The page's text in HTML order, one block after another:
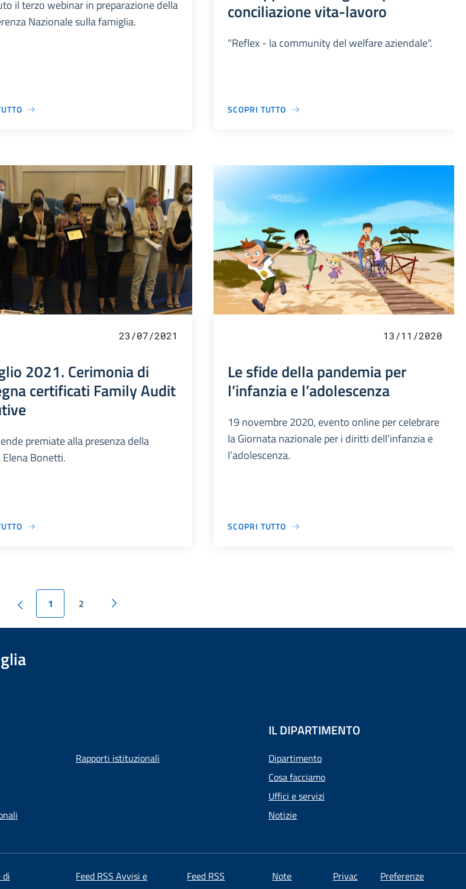
il terzo webinar in preparazione della
Nazionale sulla famiglia.
conciliazione vita-lavoro
"Reflex - la community del welfare aziendale".
SCOPRI TUTTO
23/07/2021
2021. Cerimonia di
certificati Family Audit
premiate alla presenza della
Bonetti.
13/11/2020
Le sfide della pandemia per
l’infanzia e l’adolescenza
19 novembre 2020, evento online per celebrare
la Giornata nazionale per i diritti dell’infanzia e
l’adolescenza.
SCOPRI TUTTO
1 2
Rapporti istituzionali
IL DIPARTIMENTO
Dipartimento
Cosa facciamo
Uffici e servizi
Notizie
di
Feed RSS Avvisi e
Feed RSS
Note
Privac
Preferenze